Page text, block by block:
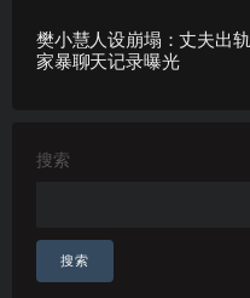
樊小慧人设崩塌：丈夫出轨
家暴聊天记录曝光
搜索
搜索